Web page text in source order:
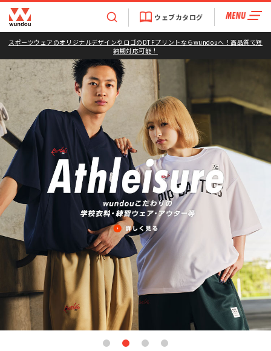
スポーツウェアのオリジナルデザインやロゴのDTFプリントならwundouへ！高品質で短
納期対応可能！
ウェブカタログ